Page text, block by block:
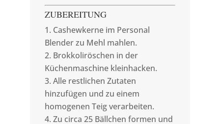
ZUBEREITUNG
Cashewkerne im Personal
Blender zu Mehl mahlen.
Brokkoliröschen in der
Küchenmaschine kleinhacken.
Alle restlichen Zutaten
hinzufügen und zu einem
homogenen Teig verarbeiten.
Zu circa 25 Bällchen formen und